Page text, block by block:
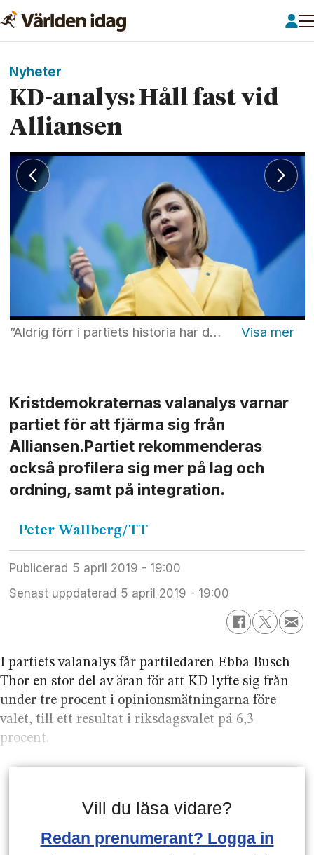
Nyheter
KD-analys: Håll fast vid
Alliansen
”Aldrig förr i partiets historia har dess partiledare spelat så stor roll för partivalet”. Det skriver KD:s valanalys-grupp om partiets framgångar under Ebba Busch Thor. Foto: Pavel Koubek / TT
Kristdemokraternas valanalys varnar
partiet för att fjärma sig från
Alliansen.Partiet rekommenderas
också profilera sig mer på lag och
ordning, samt på integration.
Peter Wallberg/TT
Publicerad
5 april 2019 - 19:00
Senast uppdaterad
5 april 2019 - 19:00
I partiets valanalys får partiledaren Ebba Busch
Thor en stor del av äran för att KD lyfte sig från
under tre procent i opinionsmätningarna före
valet, till ett resultat i riksdagsvalet på 6,3
procent.
Vill du läsa vidare?
Redan prenumerant? Logga in